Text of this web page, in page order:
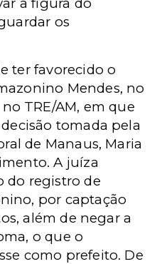
os
ter favorecido o
Mendes, no
TRE/AM, em que
tomada pela
de Manaus, Maria
A juíza
do registro de
por captação
além de negar a
o que o
como prefeito. De